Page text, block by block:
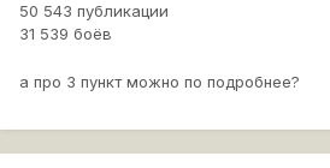
50 543 публикации
31 539 боёв
а про 3 пункт можно по подробнее?